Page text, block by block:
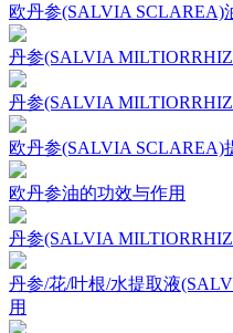
欧丹参(SALVIA SCLAREA)
丹参(SALVIA
丹参(SALVIA
欧丹参(SALVIA SCLAREA)
欧丹参油的功效与作用
丹参(SALVIA
丹参/花/叶根/水提取液
用